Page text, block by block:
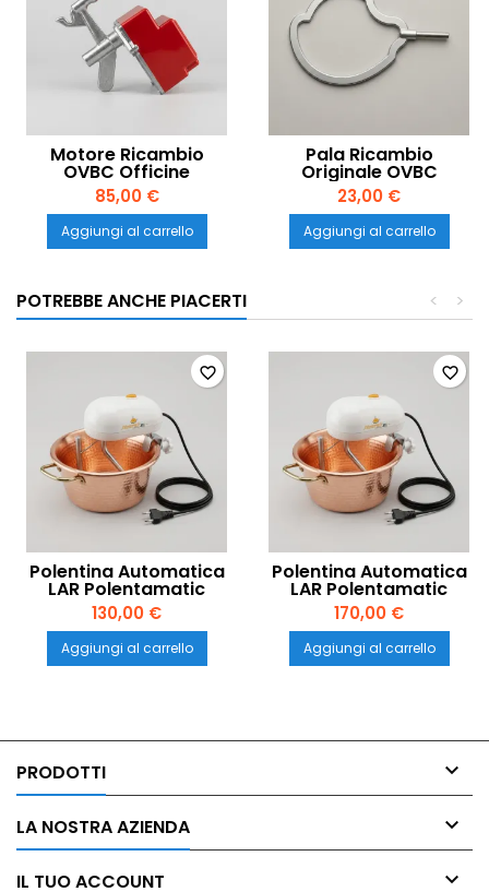
Motore Ricambio
OVBC Officine
Valtromplina 30W per
Polentina 34cm –
Maxi Comunità
85,00 €
Aggiungi al carrello
Pala Ricambio
Originale OVBC
Officine Valtromplina
per Polentina 31cm –
Attacco Grande
23,00 €
Aggiungi al carrello
POTREBBE ANCHE PIACERTI >
<
Polentina Automatica
LAR Polentamatic
30cm Rame – Taglia
Grande
130,00 €
Aggiungi al carrello
favorite_border
Polentina Automatica
LAR Polentamatic
30cm Rame Fondo
Induzione
170,00 €
Aggiungi al carrello
favorite_border
PRODOTTI 
LA NOSTRA AZIENDA 
IL TUO ACCOUNT 